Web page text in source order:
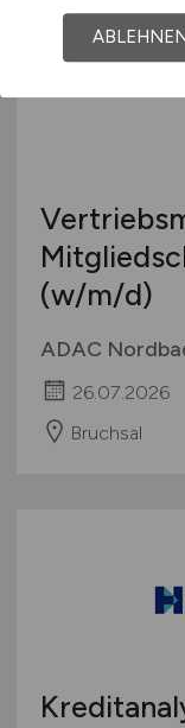
(w/m/d)
ADAC
26.07.2026
Bruchsal